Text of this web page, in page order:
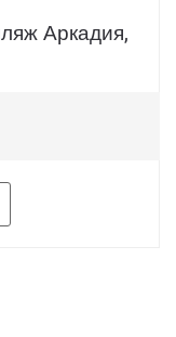
Аркадия,